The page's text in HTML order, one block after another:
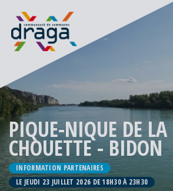
PIQUE-NIQUE DE LA
CHOUETTE - BIDON
INFORMATION PARTENAIRES
LE JEUDI 23 JUILLET 2026 DE 18H30 À 23H30